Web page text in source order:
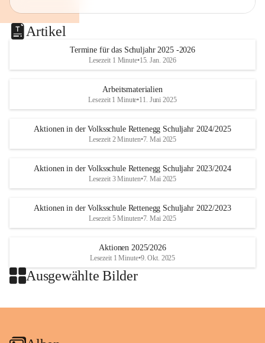
Artikel
Termine für das Schuljahr 2025 -2026
Lesezeit 1 Minute•15. Jan. 2026
Arbeitsmaterialien
Lesezeit 1 Minute•11. Juni 2025
Aktionen in der Volksschule Rettenegg Schuljahr 2024/2025
Lesezeit 2 Minuten•7. Mai 2025
Aktionen in der Volksschule Rettenegg Schuljahr 2023/2024
Lesezeit 3 Minuten•7. Mai 2025
Aktionen in der Volksschule Rettenegg Schuljahr 2022/2023
Lesezeit 5 Minuten•7. Mai 2025
Aktionen 2025/2026
Lesezeit 1 Minute•9. Okt. 2025
Ausgewählte Bilder